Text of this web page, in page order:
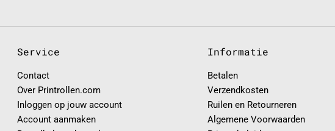
Service
Contact
Over Printrollen.com
Inloggen op jouw account
Account aanmaken
Informatie
Betalen
Verzendkosten
Ruilen en Retourneren
Algemene Voorwaarden